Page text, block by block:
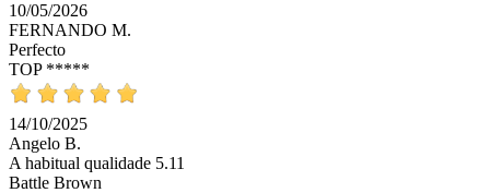
10/05/2026
FERNANDO M.
Perfecto
TOP *****
14/10/2025
Angelo B.
A habitual qualidade 5.11
Battle Brown